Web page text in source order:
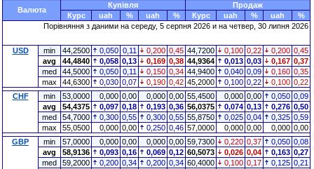
Валюта
Купівля
Продаж
Курс
uah % uah % Курс uah % uah
%
Порівняння з даними на середу, 5 серпня 2026 и на четвер, 30 липня 2026
USD min 44,2500 0,050 0,11 0,200 0,45 44,7200 0,100 0,22 0,200 0,45
avg
44,4840 0,058 0,13 0,169 0,38 44,9364 0,013 0,03 0,167 0,37
med
44,5000 0,050 0,11 0,150 0,34 44,9400 0,040 0,09 0,160 0,35
max
44,6300 0,030 0,07 0,190 0,42 45,2000 0,100 0,22 0,100 0,22
CHF
min 53,0000 0,000 0,00 0,000 0,00 55,4500 0,000 0,00 0,050 0,09
avg
54,4375 0,097 0,18 0,193 0,36 56,0375 0,074 0,13 0,276 0,50
med
54,7000 0,300 0,55 0,300 0,55 55,8750 0,025 0,04 0,325 0,59
max
55,0500 0,000 0,00 0,250 0,46 57,0000 0,000 0,00 0,000 0,00
GBP
min 57,0000 0,000 0,00 0,000 0,00 59,7300 0,220 0,37 0,050 0,08
avg
58,9136 0,093 0,16 0,069 0,12 60,5073 0,026 0,04 0,163 0,27
med
59,2000 0,200 0,34 0,200 0,34 60,4000 0,100 0,17 0,125 0,21